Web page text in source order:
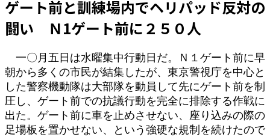
ゲート前と訓練場内でヘリパッド反対の
闘い Ｎ1ゲート前に２５０人
一〇月五日は水曜集中行動日だ。Ｎ１ゲート前に早
朝から多くの市民が結集したが、東京警視庁を中心と
した警察機動隊は大部隊を動員して先にゲート前を制
圧し、ゲート前での抗議行動を完全に排除する作戦に
出た。ゲート前に車を止めさせない、座り込みの際の
足場板を置かせない、という強硬な規制を続けたので